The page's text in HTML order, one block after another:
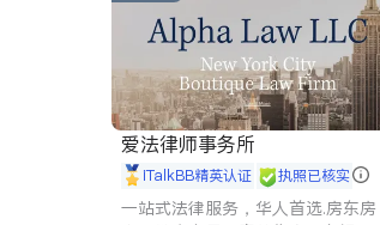
爱法律师事务所
iTalkBB精英认证 执照已核实
一站式法律服务，华人首选.房东房